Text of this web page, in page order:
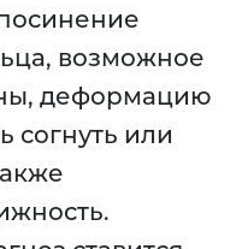
возможное
деформацию
согнуть или